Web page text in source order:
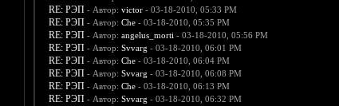
RE: РЭП - Автор: victor- 03-18-2010, 05:33 PM
RE: РЭП - Автор: Che- 03-18-2010, 05:35 PM
RE: РЭП - Автор: angelus_morti - 03-18-2010, 05:56 PM
RE: РЭП - Автор: Svvarg - 03-18-2010, 06:01 PM
RE: РЭП - Автор: Che- 03-18-2010, 06:04 PM
RE: РЭП - Автор: Svvarg - 03-18-2010, 06:08 PM
RE: РЭП - Автор: Che- 03-18-2010, 06:13 PM
RE: РЭП - Автор: Svvarg - 03-18-2010, 06:32 PM